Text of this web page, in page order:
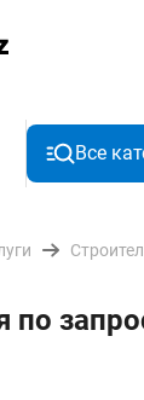
Все
по